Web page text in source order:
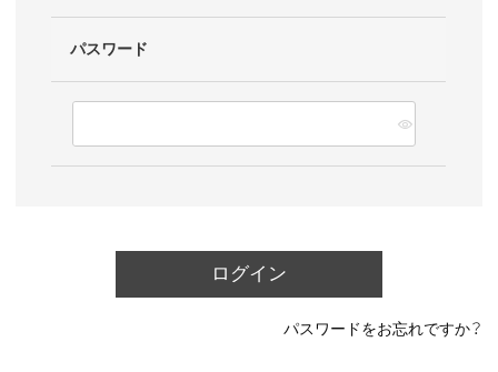
パスワード
ログイン
パスワードをお忘れですか？